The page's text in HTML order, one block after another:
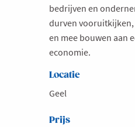
bedrijven en
durven vooruitkijken,
en mee bouwen aan
economie.
Locatie
Geel
Prijs